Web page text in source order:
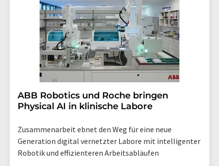
widerrufen. Zudem ist in jeder E-Mail ein Link zur
Abbestellung des entsprechenden Newsletters
enthalten.
​​​​​​​ABB Robotics und Roche bringen
Physical AI in klinische Labore
Zusammenarbeit ebnet den Weg für eine neue
Generation digital vernetzter Labore mit intelligenter
Robotik und effizienteren Arbeitsabläufen